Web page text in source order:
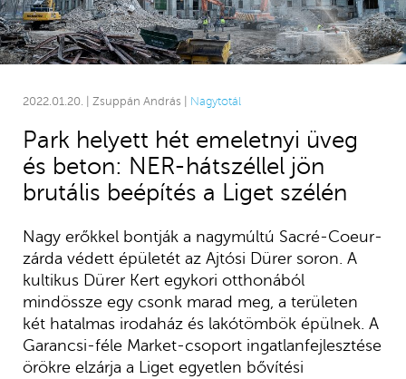
2022.01.20. | Zsuppán András | Nagytotál
Park helyett hét emeletnyi üveg
és beton: NER-hátszéllel jön
brutális beépítés a Liget szélén
Nagy erőkkel bontják a nagymúltú Sacré-Coeur-
zárda védett épületét az Ajtósi Dürer soron. A
kultikus Dürer Kert egykori otthonából
mindössze egy csonk marad meg, a területen
két hatalmas irodaház és lakótömbök épülnek. A
Garancsi-féle Market-csoport ingatlanfejlesztése
örökre elzárja a Liget egyetlen bővítési